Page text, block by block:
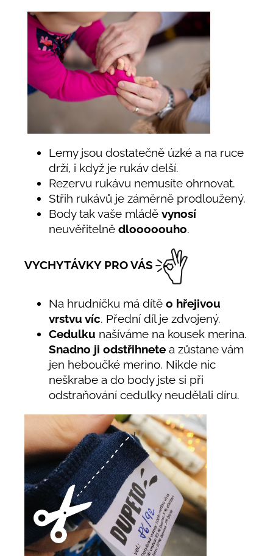
Lemy jsou dostatečně úzké a na ruce
drží, i když je rukáv delší.
Rezervu rukávu nemusíte ohrnovat.
Střih rukávů je záměrně prodloužený.
Body tak vaše mládě vynosí
neuvěřitelně dlooooouho.
VYCHYTÁVKY PRO VÁS
Na hrudníčku má dítě o hřejivou
vrstvu víc. Přední díl je zdvojený.
Cedulku našíváme na kousek merina.
Snadno ji odstřihnete a zůstane vám
jen heboučké merino. Nikde nic
neškrabe a do body jste si při
odstraňování cedulky neudělali díru.